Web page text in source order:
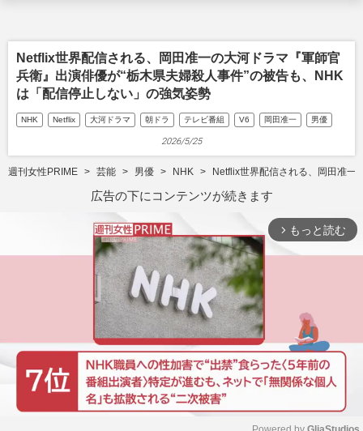
Netflix世界配信される、岡田准一の大河ドラマ『軍師官
兵衛』出演俳優が“栃木県夫婦殺人事件”の被告も、NHK
は「配信停止しない」の強気姿勢
NHK Netflix 大河ドラマ 朝ドラ テレビ番組 V6 岡田准一 男優
2026/5/25
週刊女性PRIME 芸能 男優 NHK Netflix世界配信される、岡田准一
広告の下にコンテンツが続きます
arrow_forward_ios もっと読む